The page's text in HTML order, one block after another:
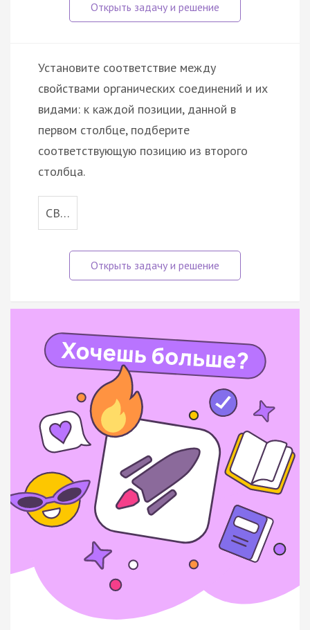
Установите соответствие между
свойствами органических соединений и их
видами: к каждой позиции, данной в
первом столбце, подберите
соответствующую позицию из второго
столбца.
СВ…